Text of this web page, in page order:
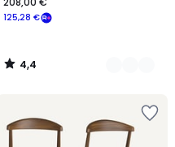
125,28 €
4,4
/